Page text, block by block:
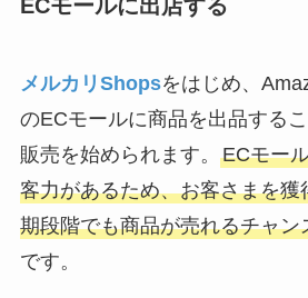
ECモールに出店する
メルカリShopsをはじめ、
のECモールに商品を出品する
販売を始められます。 ECモー
客力があるため、お客さまを獲
期段階でも商品が売れるチャン
です。